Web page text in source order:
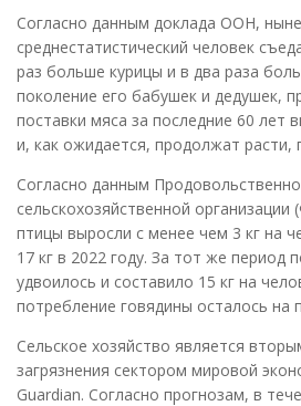
Согласно данным доклада ООН,
среднестатистический человек
раз больше курицы и в два раза
поколение его бабушек и дедушек,
поставки мяса за последние 60 лет
и, как ожидается, продолжат расти,
Согласно данным
сельскохозяйственной
птицы выросли с менее чем 3 кг на
17 кг в 2022 году. За тот же период
удвоилось и составило 15 кг на
потребление говядины осталось на
Сельское хозяйство является
загрязнения сектором мировой
Guardian. Согласно прогнозам, в